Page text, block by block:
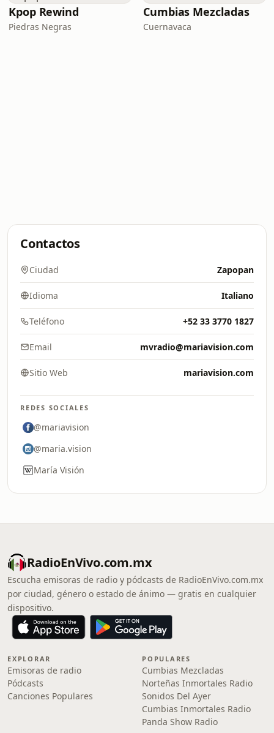
Kpop Rewind
Piedras Negras
Cumbias Mezcladas
Cuernavaca
Contactos
Ciudad Zapopan
Idioma Italiano
Teléfono +52 33 3770 1827
Email mvradio@mariavision.com
Sitio Web mariavision.com
REDES SOCIALES
@mariavision
@maria.vision
María Visión
RadioEnVivo.com.mx
Escucha emisoras de radio y pódcasts de RadioEnVivo.com.mx
por ciudad, género o estado de ánimo — gratis en cualquier
dispositivo.
EXPLORAR
Emisoras de radio
Pódcasts
Canciones Populares
POPULARES
Cumbias Mezcladas
Norteñas Inmortales Radio
Sonidos Del Ayer
Cumbias Inmortales Radio
Panda Show Radio